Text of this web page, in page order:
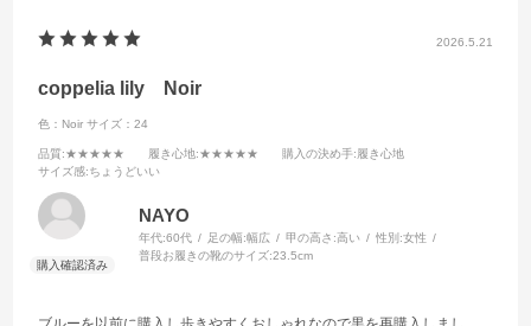
2026.5.21
coppelia lily Noir
色：Noir サイズ：24
品質:★★★★★ 履き心地:★★★★★ 購入の決め手:履き心地
サイズ感:ちょうどいい
NAYO
年代:60代 足の幅:幅広 甲の高さ:高い 性別:女性
普段お履きの靴のサイズ:23.5cm